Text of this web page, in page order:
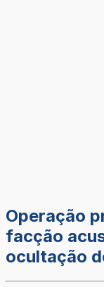
Operação
facção
ocultação